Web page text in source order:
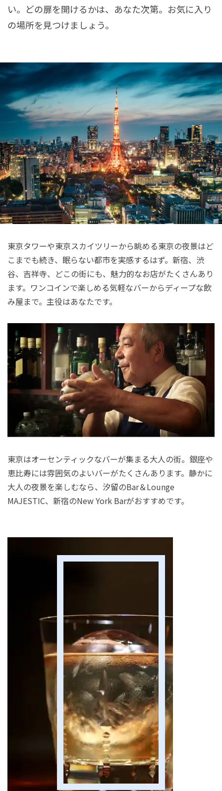
い。どの扉を開けるかは、あなた次第。お気に入り
の場所を見つけましょう。
東京タワーや東京スカイツリーから眺める東京の夜景はど
こまでも続き、眠らない都市を実感するはず。新宿、渋
谷、吉祥寺、どこの街にも、魅力的なお店がたくさんあり
ます。ワンコインで楽しめる気軽なバーからディープな飲
み屋まで。主役はあなたです。
東京はオーセンティックなバーが集まる大人の街。銀座や
恵比寿には雰囲気のよいバーがたくさんあります。静かに
大人の夜景を楽しむなら、汐留のBar＆Lounge
MAJESTIC、新宿のNew York Barがおすすめです。